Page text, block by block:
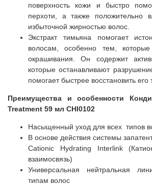
поверхность кожи и быстро
перхоти, а также положительно
избыточной жирностью волос.
Экстракт тимьяна помогает
волосам, особенно тем,
окрашивания. Он содержит
которые останавливают
помогает быстрее восстановить его
Преимущества и особенности
Treatment 59 мл CHI0102
Насыщенный уход для всех типов
В основе действия системы
Cationic Hydrating Interlink
взаимосвязь)
Универсальная нейтральная
типам волос